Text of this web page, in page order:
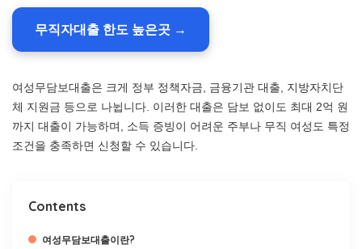
무직자대출 한도 높은곳 →
여성무담보대출은 크게 정부 정책자금, 금융기관 대출, 지방자치단
체 지원금 등으로 나뉩니다. 이러한 대출은 담보 없이도 최대 2억 원
까지 대출이 가능하며, 소득 증빙이 어려운 주부나 무직 여성도 특정
조건을 충족하면 신청할 수 있습니다.
Contents
여성무담보대출이란?